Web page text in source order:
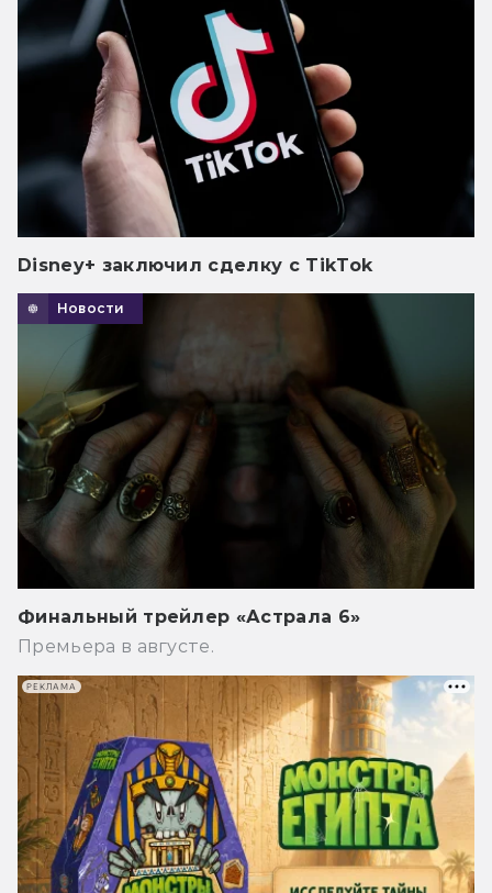
Disney+ заключил сделку с TikTok
Новости
Финальный трейлер «Астрала 6»
Премьера в августе.
РЕКЛАМА